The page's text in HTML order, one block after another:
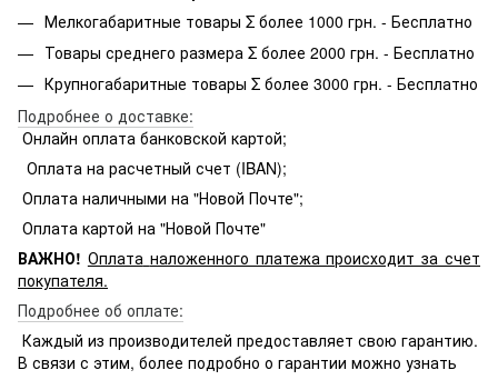
Мелкогабаритные товары Σ более 1000 грн. - Бесплатно
Товары среднего размера Σ более 2000 грн. - Бесплатно
Крупногабаритные товары Σ более 3000 грн. - Бесплатно
Подробнее о доставке:
Онлайн оплата банковской картой;
Оплата на расчетный счет (IBAN);
Оплата наличными на "Новой Почте";
Оплата картой на "Новой Почте"
ВАЖНО! Оплата наложенного платежа происходит за счет
покупателя.
Подробнее об оплате:
Каждый из производителей предоставляет свою гарантию.
В связи с этим, более подробно о гарантии можно узнать